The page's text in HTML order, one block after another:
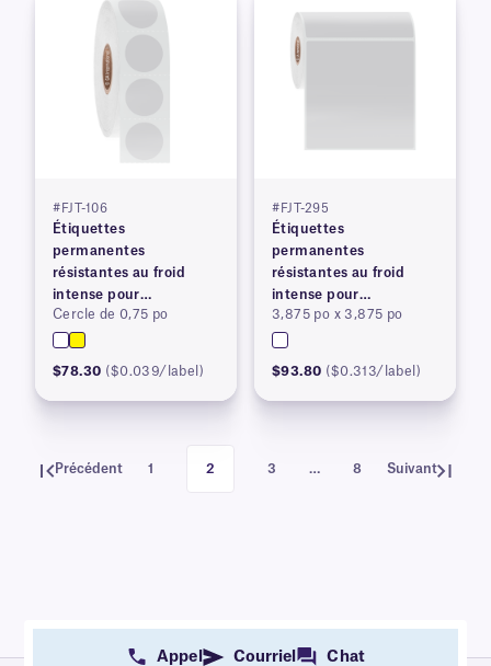
#FJT-106
Étiquettes
permanentes
résistantes au froid
intense pour
imprimantes à transfert
thermique
Cercle de 0,75 po
$78.30 ($0.039/label)
#FJT-295
Étiquettes
permanentes
résistantes au froid
intense pour
imprimantes à transfert
thermique
3,875 po x 3,875 po
$93.80 ($0.313/label)
Précédent 1 2 3 … 8 Suivant
Appel Courriel Chat